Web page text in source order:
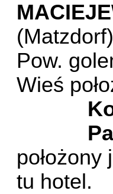
(Matzdorf)
Pow.
Wieś
tu hotel.